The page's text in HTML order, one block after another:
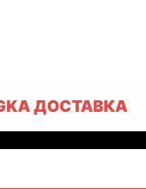
ДОСТАВКА